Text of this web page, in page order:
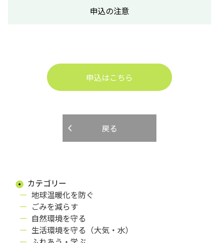
申込の注意
申込はこちら
戻る
カテゴリー
地球温暖化を防ぐ
ごみを減らす
自然環境を守る
生活環境を守る（大気・水）